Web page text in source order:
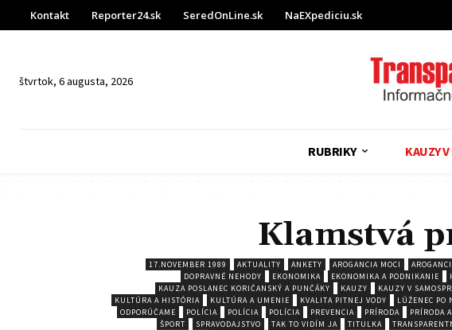
Kontakt Reporter24.sk SeredOnLine.sk NaEXpediciu.sk
štvrtok, 6 augusta, 2026
RUBRIKY KAUZY
Klamstvá
17.NOVEMBER 1989 AKTUALITY ANKETY AROGANCIA MOCI
DOPRAVNÉ NEHODY
EKONOMIKA EKONOMIKA A PODNIKANIE
KAUZA POSLANEC KORIČANSKÝ A PUNČÁKY
KAUZY KAUZY V
KULTÚRA A HISTÓRIA
KULTÚRA A UMENIE KVALITA PITNEJ VODY LÚŽENEC PO
ODPORÚČAME
POLÍCIA POLÍCIA POLÍCIA PREVENCIA PRÍRODA PRÍRODA
ŠPORT
SPRAVODAJSTVO TAK TO VIDÍM JA TITULKA